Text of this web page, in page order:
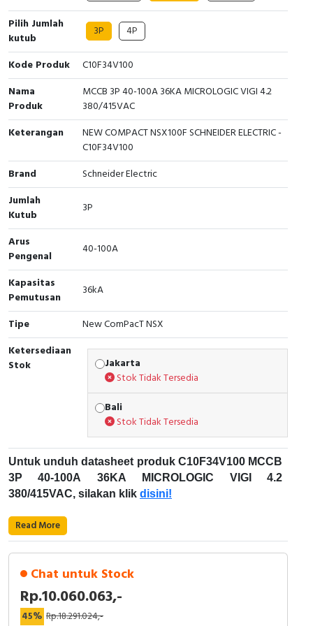
Cable Operated Switch
Signalling Columns
Safety Sensors
Pressure Switch
Ultrasonic & Rotary Encoder
Limit Switch
Inductive Sensors
Photoelectric
Cam Switch
RFID
Capacitive Sensors
Radio Frequency
Contact Block
Panel Box
Pilih Jumlah
kutub
3P 4P
Kode Produk
C10F34V100
Nama
Produk
MCCB 3P 40-100A 36KA MICROLOGIC VIGI 4.2
380/415VAC
Keterangan
NEW COMPACT NSX100F SCHNEIDER ELECTRIC -
C10F34V100
Brand
Schneider Electric
Jumlah
Kutub
3P
Arus
Pengenal
40-100A
Kapasitas
Pemutusan
36kA
Tipe
New ComPacT NSX
Ketersediaan
Stok
Jakarta
Stok Tidak Tersedia
Bali
Stok Tidak Tersedia
Untuk unduh datasheet produk C10F34V100 MCCB
3P 40-100A 36KA MICROLOGIC VIGI 4.2
380/415VAC, silakan klik disini!
Karakteristik Teknikal:
Nama Produk: MCCB 3P 40-100A 36KA
MICROLOGIC VIGI 4.2 380/415VAC
Deskripsi: NEW COMPACT NSX100F
Schneider Electric ComPacT NSX generasi baru
Read More
Chat untuk Stock
Rp.10.060.063,-
45% Rp.18.291.024,-